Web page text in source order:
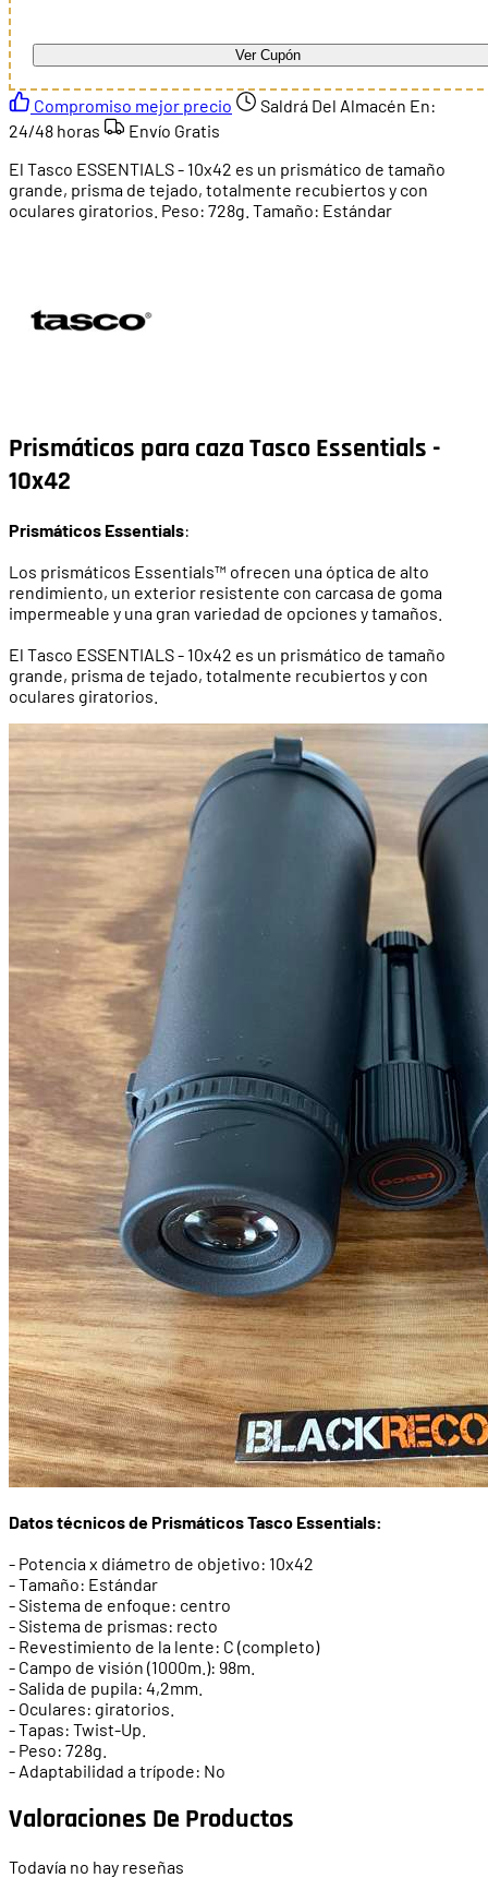
Ver Cupón
Compromiso mejor precio
Saldrá Del Almacén En:
24/48 horas
Envío Gratis
El Tasco ESSENTIALS - 10x42 es un prismático de tamaño
grande, prisma de tejado, totalmente recubiertos y con
oculares giratorios. Peso: 728g. Tamaño: Estándar
Prismáticos para caza Tasco Essentials -
10x42
Prismáticos Essentials:
Los prismáticos Essentials™ ofrecen una óptica de alto
rendimiento, un exterior resistente con carcasa de goma
impermeable y una gran variedad de opciones y tamaños.
El Tasco ESSENTIALS - 10x42 es un prismático de tamaño
grande, prisma de tejado, totalmente recubiertos y con
oculares giratorios.
Datos técnicos de Prismáticos Tasco Essentials:
- Potencia x diámetro de objetivo: 10x42
- Tamaño: Estándar
- Sistema de enfoque: centro
- Sistema de prismas: recto
- Revestimiento de la lente: C (completo)
- Campo de visión (1000m.): 98m.
- Salida de pupila: 4,2mm.
- Oculares: giratorios.
- Tapas: Twist-Up.
- Peso: 728g.
- Adaptabilidad a trípode: No
Valoraciones De Productos
Todavía no hay reseñas